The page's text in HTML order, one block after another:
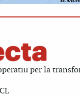
per la